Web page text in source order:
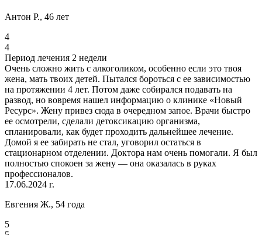
Антон Р., 46 лет
4
4
Период лечения 2 недели
Очень сложно жить с алкоголиком, особенно если это твоя
жена, мать твоих детей. Пытался бороться с ее зависимостью
на протяжении 4 лет. Потом даже собирался подавать на
развод, но вовремя нашел информацию о клинике «Новый
Ресурс». Жену привез сюда в очередном запое. Врачи быстро
ее осмотрели, сделали детоксикацию организма,
спланировали, как будет проходить дальнейшее лечение.
Домой я ее забирать не стал, уговорил остаться в
стационарном отделении. Доктора нам очень помогали. Я был
полностью спокоен за жену — она оказалась в руках
профессионалов.
17.06.2024 г.
Евгения Ж., 54 года
5